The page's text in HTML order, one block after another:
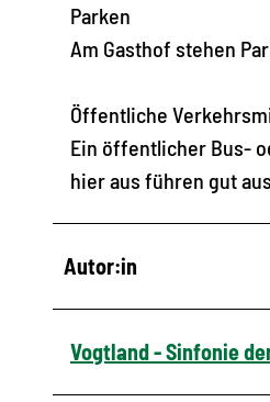
Parken
Am Gasthof stehen
Öffentliche
Ein öffentlicher Bus-
hier aus führen gut
Autor:in
Vogtland - Sinfonie